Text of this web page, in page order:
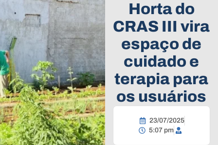
Horta do
CRAS III vira
espaço de
cuidado e
terapia para
os usuários
23/07/2025
5:07 pm